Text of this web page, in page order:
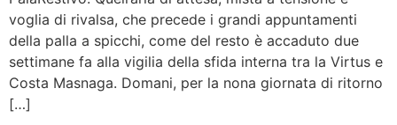
voglia di rivalsa, che precede i grandi appuntamenti
della palla a spicchi, come del resto è accaduto due
settimane fa alla vigilia della sfida interna tra la Virtus e
Costa Masnaga. Domani, per la nona giornata di ritorno
[…]